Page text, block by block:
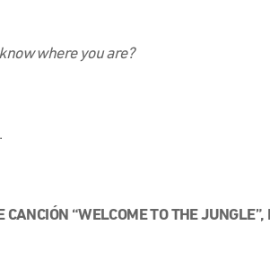
know where you are?
CANCIÓN “WELCOME TO THE JUNGLE”,